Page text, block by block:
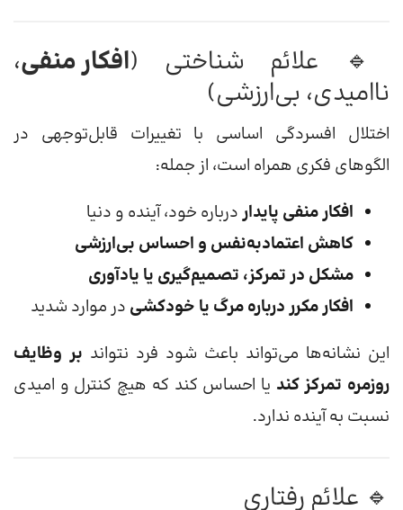
🔹 علائم شناختی (افکار منفی،
ناامیدی، بی‌ارزشی)
اختلال افسردگی اساسی با تغییرات قابل‌توجهی در
الگوهای فکری همراه است، از جمله:
افکار منفی پایداردرباره خود، آینده و دنیا
کاهش اعتمادبه‌نفس و احساس بی‌ارزشی
مشکل در تمرکز، تصمیم‌گیری یا یادآوری
افکار مکرر درباره مرگ یا خودکشی در موارد شدید
این نشانه‌ها می‌تواند باعث شود فرد نتواند بر وظایف
روزمره تمرکز کند یا احساس کند که هیچ کنترل و امیدی
نسبت به آینده ندارد.
🔹 علائم رفتاری